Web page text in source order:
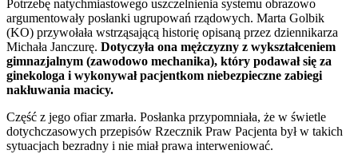
Potrzebę natychmiastowego uszczelnienia systemu obrazowo
argumentowały posłanki ugrupowań rządowych. Marta Golbik
(KO) przywołała wstrząsającą historię opisaną przez dziennikarza
Michała Janczurę. Dotyczyła ona mężczyzny z wykształceniem
gimnazjalnym (zawodowo mechanika), który podawał się za
ginekologa i wykonywał pacjentkom niebezpieczne zabiegi
nakłuwania macicy.
Część z jego ofiar zmarła. Posłanka przypomniała, że w świetle
dotychczasowych przepisów Rzecznik Praw Pacjenta był w takich
sytuacjach bezradny i nie miał prawa interweniować.